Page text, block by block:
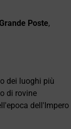
Grande Poste,
dei luoghi più
di rovine
dell'Impero